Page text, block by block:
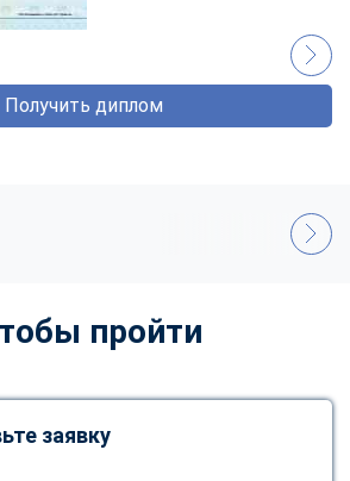
Получить диплом
пройти
заявку